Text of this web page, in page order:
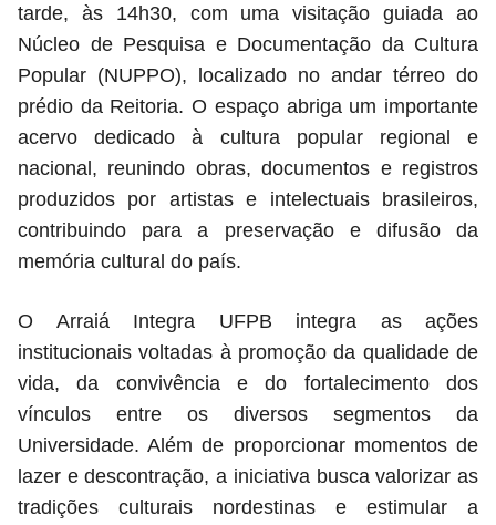
tarde, às 14h30, com uma visitação guiada ao
Núcleo de Pesquisa e Documentação da Cultura
Popular (NUPPO), localizado no andar térreo do
prédio da Reitoria. O espaço abriga um importante
acervo dedicado à cultura popular regional e
nacional, reunindo obras, documentos e registros
produzidos por artistas e intelectuais brasileiros,
contribuindo para a preservação e difusão da
memória cultural do país.
O Arraiá Integra UFPB integra as ações
institucionais voltadas à promoção da qualidade de
vida, da convivência e do fortalecimento dos
vínculos entre os diversos segmentos da
Universidade. Além de proporcionar momentos de
lazer e descontração, a iniciativa busca valorizar as
tradições culturais nordestinas e estimular a